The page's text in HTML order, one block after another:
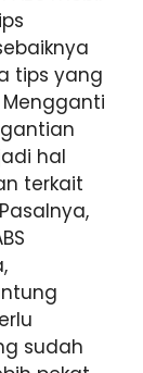
tips yang
hal
terkait
sudah